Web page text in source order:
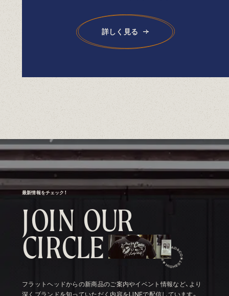
詳しく見る
最新情報をチェック！
JOIN OUR
CIRCLE
フラットヘッドからの新商品のご案内やイベント情報など、より
深くブランドを知っていただく内容をLINEで配信しています。